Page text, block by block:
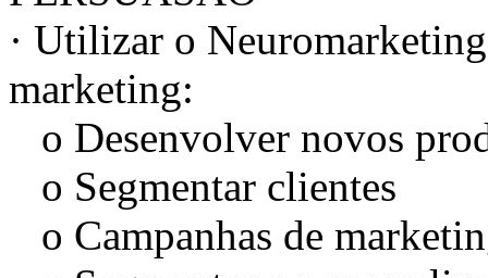
· Utilizar o
marketing:
o Desenvolver novos
o Segmentar clientes
o Campanhas de